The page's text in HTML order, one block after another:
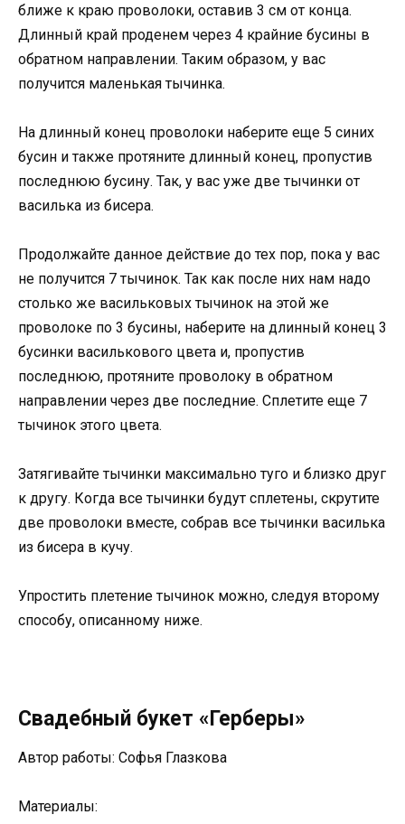
ближе к краю проволоки, оставив 3 см от конца.
Длинный край проденем через 4 крайние бусины в
обратном направлении. Таким образом, у вас
получится маленькая тычинка.
На длинный конец проволоки наберите еще 5 синих
бусин и также протяните длинный конец, пропустив
последнюю бусину. Так, у вас уже две тычинки от
василька из бисера.
Продолжайте данное действие до тех пор, пока у вас
не получится 7 тычинок. Так как после них нам надо
столько же васильковых тычинок на этой же
проволоке по 3 бусины, наберите на длинный конец 3
бусинки василькового цвета и, пропустив
последнюю, протяните проволоку в обратном
направлении через две последние. Сплетите еще 7
тычинок этого цвета.
Затягивайте тычинки максимально туго и близко друг
к другу. Когда все тычинки будут сплетены, скрутите
две проволоки вместе, собрав все тычинки василька
из бисера в кучу.
Упростить плетение тычинок можно, следуя второму
способу, описанному ниже.
Свадебный букет «Герберы»
Автор работы: Софья Глазкова
Материалы: